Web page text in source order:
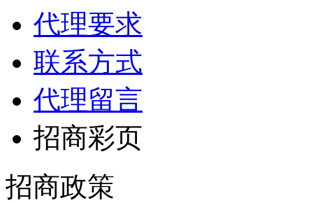
代理要求
联系方式
代理留言
招商彩页
招商政策